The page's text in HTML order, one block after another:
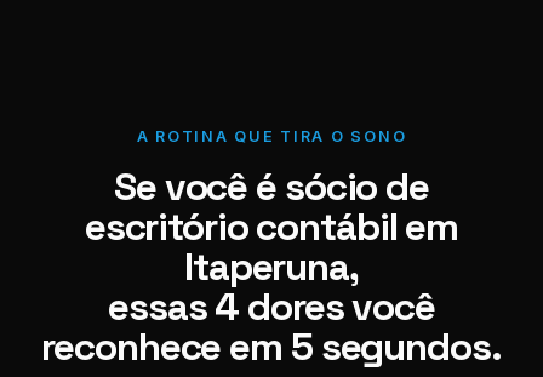
A ROTINA QUE TIRA O SONO
Se você é sócio de
escritório contábil em
Itaperuna,
essas 4 dores você
reconhece em 5 segundos.